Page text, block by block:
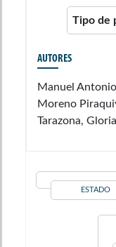
Tipo de
AUTORES
Manuel
Moreno
Tarazona,
ESTADO